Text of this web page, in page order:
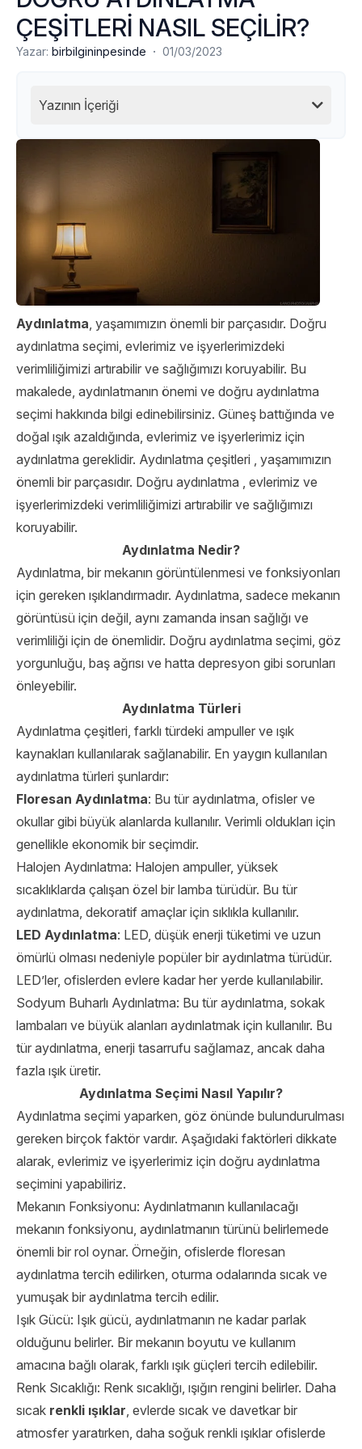
ÇEŞİTLERİ NASIL SEÇİLİR?
Yazar: birbilgininpesinde · 01/03/2023
Yazının İçeriği
Aydınlatma, yaşamımızın önemli bir parçasıdır. Doğru
aydınlatma seçimi, evlerimiz ve işyerlerimizdeki
verimliliğimizi artırabilir ve sağlığımızı koruyabilir. Bu
makalede, aydınlatmanın önemi ve doğru aydınlatma
seçimi hakkında bilgi edinebilirsiniz. Güneş battığında ve
doğal ışık azaldığında, evlerimiz ve işyerlerimiz için
aydınlatma gereklidir. Aydınlatma çeşitleri , yaşamımızın
önemli bir parçasıdır. Doğru aydınlatma , evlerimiz ve
işyerlerimizdeki verimliliğimizi artırabilir ve sağlığımızı
koruyabilir.
Aydınlatma Nedir?
Aydınlatma, bir mekanın görüntülenmesi ve fonksiyonları
için gereken ışıklandırmadır. Aydınlatma, sadece mekanın
görüntüsü için değil, aynı zamanda insan sağlığı ve
verimliliği için de önemlidir. Doğru aydınlatma seçimi, göz
yorgunluğu, baş ağrısı ve hatta depresyon gibi sorunları
önleyebilir.
Aydınlatma Türleri
Aydınlatma çeşitleri, farklı türdeki ampuller ve ışık
kaynakları kullanılarak sağlanabilir. En yaygın kullanılan
aydınlatma türleri şunlardır:
Floresan Aydınlatma: Bu tür aydınlatma, ofisler ve
okullar gibi büyük alanlarda kullanılır. Verimli oldukları için
genellikle ekonomik bir seçimdir.
Halojen Aydınlatma: Halojen ampuller, yüksek
sıcaklıklarda çalışan özel bir lamba türüdür. Bu tür
aydınlatma, dekoratif amaçlar için sıklıkla kullanılır.
LED Aydınlatma: LED, düşük enerji tüketimi ve uzun
ömürlü olması nedeniyle popüler bir aydınlatma türüdür.
LED’ler, ofislerden evlere kadar her yerde kullanılabilir.
Sodyum Buharlı Aydınlatma: Bu tür aydınlatma, sokak
lambaları ve büyük alanları aydınlatmak için kullanılır. Bu
tür aydınlatma, enerji tasarrufu sağlamaz, ancak daha
fazla ışık üretir.
Aydınlatma Seçimi Nasıl Yapılır?
Aydınlatma seçimi yaparken, göz önünde bulundurulması
gereken birçok faktör vardır. Aşağıdaki faktörleri dikkate
alarak, evlerimiz ve işyerlerimiz için doğru aydınlatma
seçimini yapabiliriz.
Mekanın Fonksiyonu: Aydınlatmanın kullanılacağı
mekanın fonksiyonu, aydınlatmanın türünü belirlemede
önemli bir rol oynar. Örneğin, ofislerde floresan
aydınlatma tercih edilirken, oturma odalarında sıcak ve
yumuşak bir aydınlatma tercih edilir.
Işık Gücü: Işık gücü, aydınlatmanın ne kadar parlak
olduğunu belirler. Bir mekanın boyutu ve kullanım
amacına bağlı olarak, farklı ışık güçleri tercih edilebilir.
Renk Sıcaklığı: Renk sıcaklığı, ışığın rengini belirler. Daha
sıcak renkli ışıklar, evlerde sıcak ve davetkar bir
atmosfer yaratırken, daha soğuk renkli ışıklar ofislerde